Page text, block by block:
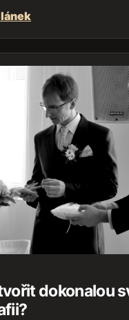
dokonalou